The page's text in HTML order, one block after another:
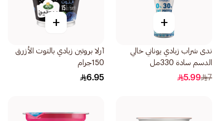
+
ندى شراب زبادي يوناني خالي
الدسم سادة 330مل
7
5.99
+
آرلا بروتين زبادي بالتوت الأزرق
150جرام
6.95